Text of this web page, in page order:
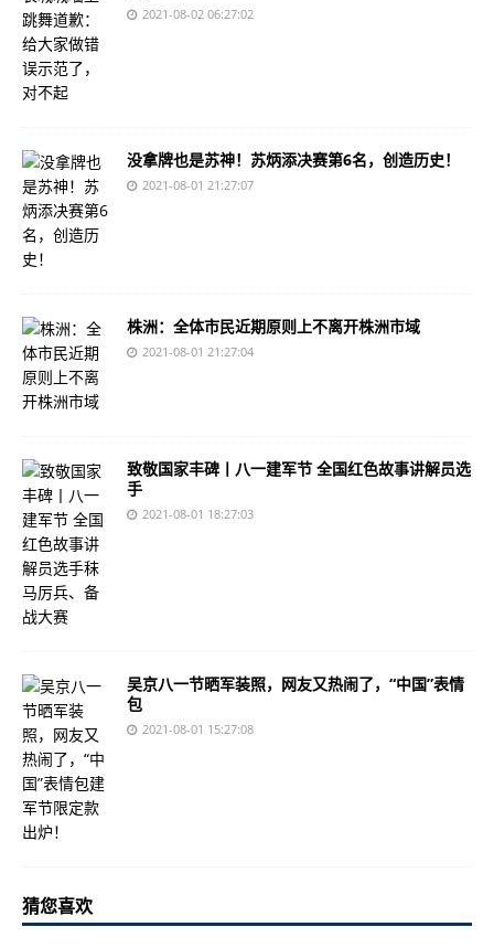
2021-08-02 06:27:02
没拿牌也是苏神！苏炳添决赛第6名，创造历史！
2021-08-01 21:27:07
株洲：全体市民近期原则上不离开株洲市域
2021-08-01 21:27:04
致敬国家丰碑丨八一建军节 全国红色故事讲解员选
手
2021-08-01 18:27:03
吴京八一节晒军装照，网友又热闹了，“中国”表情
包
2021-08-01 15:27:08
猜您喜欢